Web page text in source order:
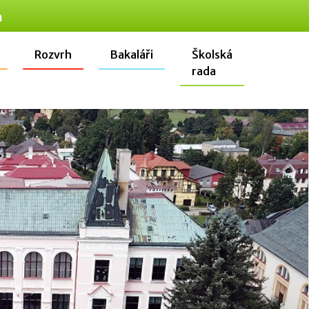
Rozvrh Bakaláři
Školská
rada